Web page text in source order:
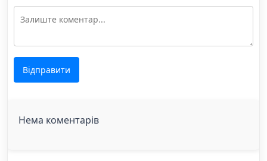
Відправити
Нема коментарів